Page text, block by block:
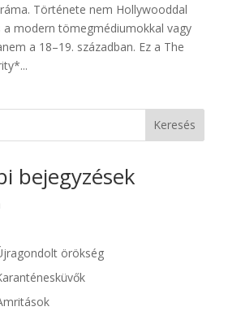
Története nem Hollywooddal
a modern tömegmédiumokkal vagy
a 18–19. században. Ez a The
Keresés
bejegyzések
örökség